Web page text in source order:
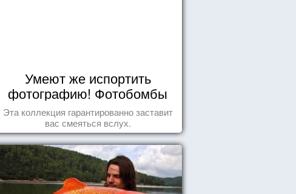
Умеют же испортить
фотографию! Фотобомбы
животных
Эта коллекция гарантированно заставит
вас смеяться вслух.